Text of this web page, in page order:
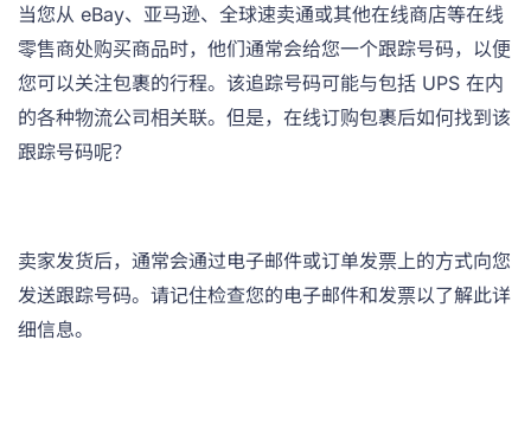
当您从 eBay、亚马逊、全球速卖通或其他在线商店等在线
零售商处购买商品时，他们通常会给您一个跟踪号码，以便
您可以关注包裹的行程。该追踪号码可能与包括 UPS 在内
的各种物流公司相关联。但是，在线订购包裹后如何找到该
跟踪号码呢？
卖家发货后，通常会通过电子邮件或订单发票上的方式向您
发送跟踪号码。请记住检查您的电子邮件和发票以了解此详
细信息。